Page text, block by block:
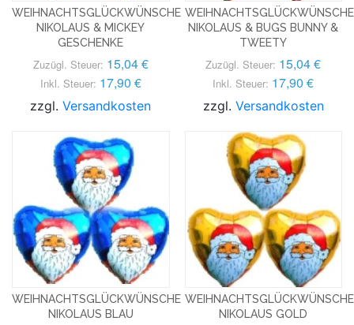
WEIHNACHTSGLÜCKWÜNSCHE
NIKOLAUS & MICKEY
GESCHENKE
Zuzügl. Steuer: 15,04 €
Inkl. Steuer: 17,90 €
zzgl.Versandkosten
WEIHNACHTSGLÜCKWÜNSCHE
NIKOLAUS & BUGS BUNNY &
TWEETY
Zuzügl. Steuer: 15,04 €
Inkl. Steuer: 17,90 €
zzgl. Versandkosten
WEIHNACHTSGLÜCKWÜNSCHE
NIKOLAUS BLAU
WEIHNACHTSGLÜCKWÜNSCHE
NIKOLAUS GOLD